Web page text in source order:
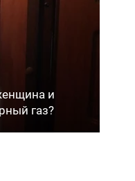
и
газ?